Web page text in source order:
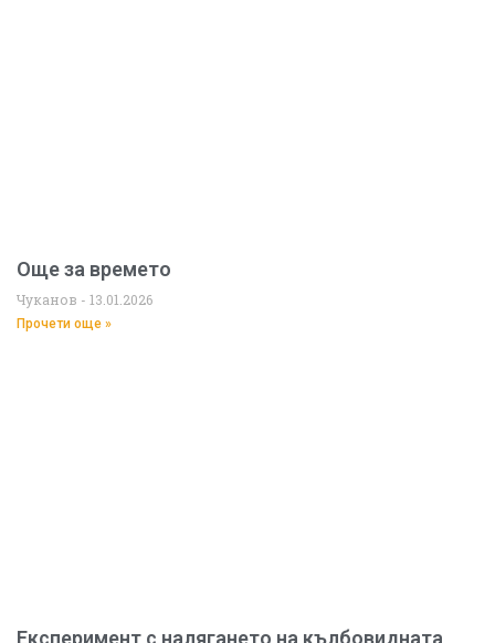
Още за времето
Чуканов 13.01.2026
Прочети още »